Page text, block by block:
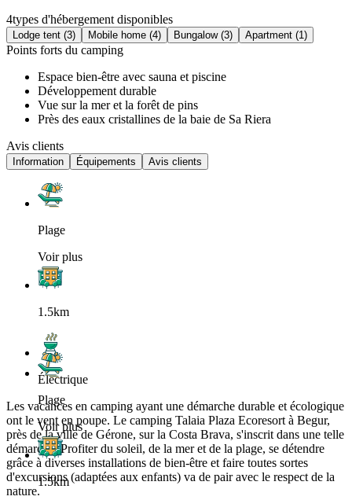
4types d'hébergement disponibles
Lodge tent (3) Mobile home (4) Bungalow (3) Apartment (1)
Points forts du camping
Espace bien-être avec sauna et piscine
Développement durable
Vue sur la mer et la forêt de pins
Près des eaux cristallines de la baie de Sa Riera
Avis clients
Information Équipements Avis clients
Plage
Voir plus
1.5km
Électrique
Les vacances en camping ayant une démarche durable et écologique
ont le vent en poupe. Le camping Talaia Plaza Ecoresort à Begur,
près de la ville de Gérone, sur la Costa Brava, s'inscrit dans une telle
démarche. Profiter du soleil, de la mer et de la plage, se détendre
grâce à diverses installations de bien-être et faire toutes sortes
d'excursions (adaptées aux enfants) va de pair avec le respect de la
nature.
Plage
Voir plus
1.5km